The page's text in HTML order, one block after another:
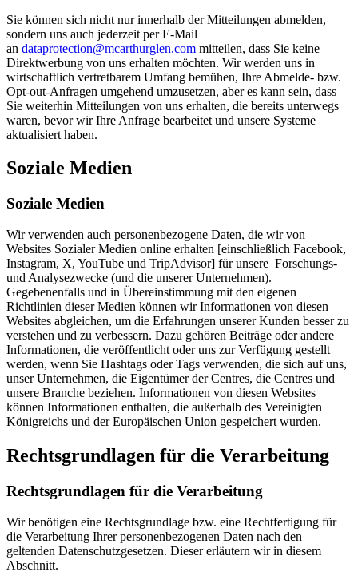
Sie können sich nicht nur innerhalb der Mitteilungen abmelden,
sondern uns auch jederzeit per E-Mail
an dataprotection@mcarthurglen.com mitteilen, dass Sie keine
Direktwerbung von uns erhalten möchten. Wir werden uns in
wirtschaftlich vertretbarem Umfang bemühen, Ihre Abmelde- bzw.
Opt-out-Anfragen umgehend umzusetzen, aber es kann sein, dass
Sie weiterhin Mitteilungen von uns erhalten, die bereits unterwegs
waren, bevor wir Ihre Anfrage bearbeitet und unsere Systeme
aktualisiert haben.
Soziale Medien
Soziale Medien
Wir verwenden auch personenbezogene Daten, die wir von
Websites Sozialer Medien online erhalten [einschließlich Facebook,
Instagram, X, YouTube und TripAdvisor] für unsere Forschungs-
und Analysezwecke (und die unserer Unternehmen).
Gegebenenfalls und in Übereinstimmung mit den eigenen
Richtlinien dieser Medien können wir Informationen von diesen
Websites abgleichen, um die Erfahrungen unserer Kunden besser zu
verstehen und zu verbessern. Dazu gehören Beiträge oder andere
Informationen, die veröffentlicht oder uns zur Verfügung gestellt
werden, wenn Sie Hashtags oder Tags verwenden, die sich auf uns,
unser Unternehmen, die Eigentümer der Centres, die Centres und
unsere Branche beziehen. Informationen von diesen Websites
können Informationen enthalten, die außerhalb des Vereinigten
Königreichs und der Europäischen Union gespeichert wurden.
Rechtsgrundlagen für die Verarbeitung
Rechtsgrundlagen für die Verarbeitung
Wir benötigen eine Rechtsgrundlage bzw. eine Rechtfertigung für
die Verarbeitung Ihrer personenbezogenen Daten nach den
geltenden Datenschutzgesetzen. Dieser erläutern wir in diesem
Abschnitt.